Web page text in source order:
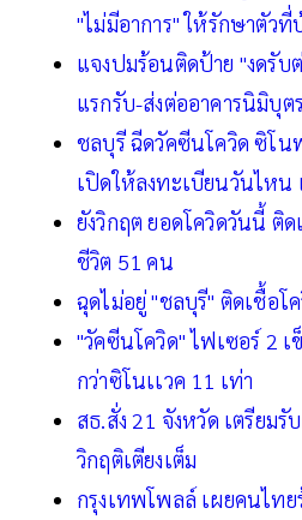
"ไม่มีอาการ" ให้รักษาตัวที่
แจงปมร้อนติดป้าย "งดรับ
แรกรับ-ส่งต่ออาคารนิมิบุตร
ชลบุรี ฉีดวัคซีนโควิด ซิโน
เปิดให้ลงทะเบียนวันไหน
ยังวิกฤต ยอดโควิดวันนี้ ติ
ชีวิต 51 คน
ฉุดไม่อยู่ "ชลบุรี" ติดเชื้อโ
"วัคซีนโควิด" ไฟเซอร์ 2 เ
กว่าซิโนเเวค 11 เท่า
สธ.สั่ง 21 จังหวัด เตรียม
วิกฤติเตียงเต็ม
กรุงเทพโพลล์ เผยคนไทย